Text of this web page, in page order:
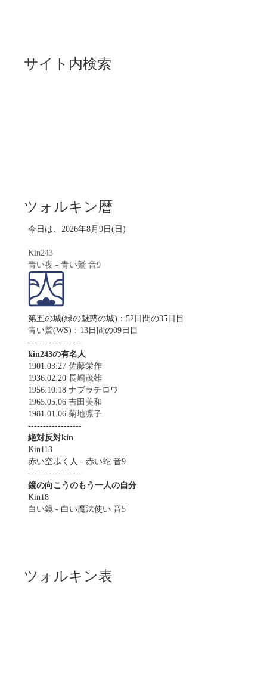
サイト内検索
ツォルキン暦
今日は、2026年8月9日(日)
Kin243
青い夜 - 青い鷲 音9
第五の城(緑の魅惑の城)：52日間の35日目
青い鷲(WS)：13日間の09日目
------------------
kin243の有名人
1901.03.27 佐藤栄作
1936.02.20 長嶋茂雄
1956.10.18 ナブラチロワ
1965.05.06 吉田美和
1981.01.06 菊地凛子
------------------
絶対反対kin
Kin113
赤い空歩く人 - 赤い蛇 音9
------------------
鏡の向こうのもう一人の自分
Kin18
白い鏡 - 白い魔法使い 音5
ツォルキン表